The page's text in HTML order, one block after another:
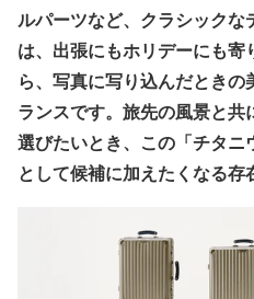
ルパーツなど、クラシックな
は、出張にもホリデーにも寄
ら、写真に写り込んだとき
ランスです。旅先の風景と共
選びたいとき、この「チタニ
として候補に加えたくなる存